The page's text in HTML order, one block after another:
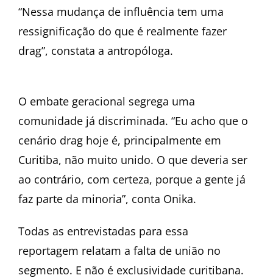
“Nessa mudança de influência tem uma
ressignificação do que é realmente fazer
drag”, constata a antropóloga.
O embate geracional segrega uma
comunidade já discriminada. “Eu acho que o
cenário drag hoje é, principalmente em
Curitiba, não muito unido. O que deveria ser
ao contrário, com certeza, porque a gente já
faz parte da minoria”, conta Onika.
Todas as entrevistadas para essa
reportagem relatam a falta de união no
segmento. E não é exclusividade curitibana.